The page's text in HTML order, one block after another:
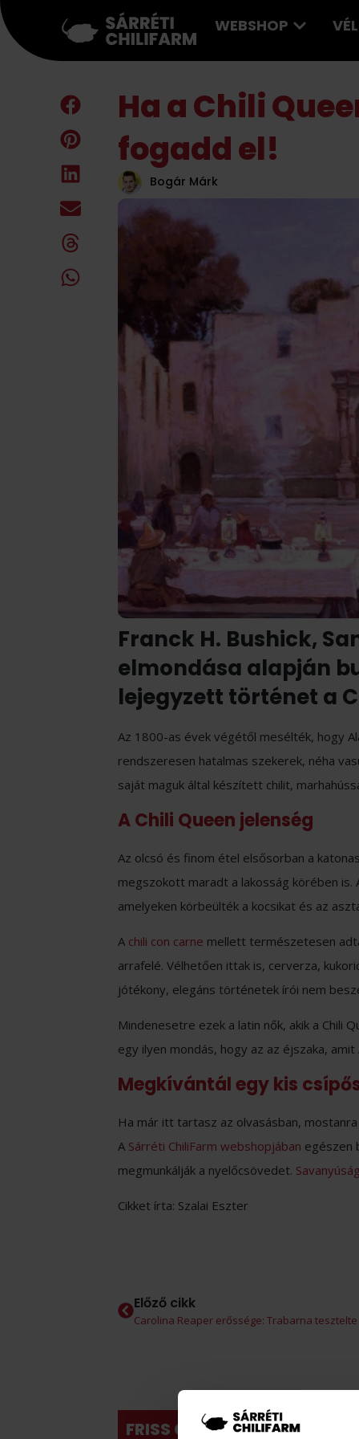
WEBSHOP
Ha a Chili
fogadd el!
Bogár Márk
Franck H. Bushick,
elmondása alapján
lejegyzett történet a
Az 1800-as évek végétől mesélték, hogy
rendszeresen hatalmas szekerek, néha
saját maguk által készített chilit,
A Chili Queen jelenség
Az olcsó és finom étel elsősorban a
megszokott maradt a lakosság körében
amelyeken körbeülték a kocsikat és az
A chili con carne mellett természetesen
arrafelé. Vélhetően ittak is, cerverza,
jótékony, elegáns történetek írói nem
Mindenesetre ezek a latin nők, akik a Chili
egy ilyen mondás, hogy az az éjszaka,
Megkívántál egy kis
Ha már itt tartasz az olvasásban,
A Sárréti ChiliFarm webshopjában egészen
megmunkálják a nyelőcsövedet. Savanyúság
Cikket írta: Szalai Eszter
Előző cikk
Carolina Reaper erőssége: Trabarna tesztelte
FRISS CIKKEK